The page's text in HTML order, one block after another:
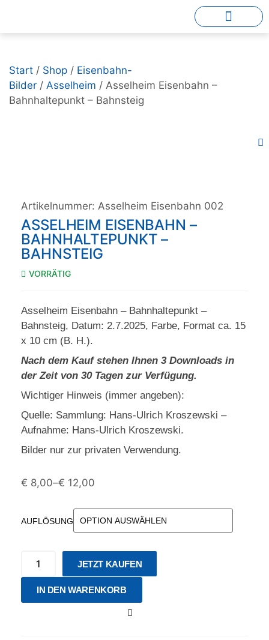
Start / Shop / Eisenbahn-
Bilder / Asselheim / Asselheim Eisenbahn –
Bahnhaltepunkt – Bahnsteig
Artikelnummer: Asselheim Eisenbahn 002
ASSELHEIM EISENBAHN –
BAHNHALTEPUNKT –
BAHNSTEIG
VORRÄTIG
Asselheim Eisenbahn – Bahnhaltepunkt –
Bahnsteig, Datum: 2.7.2025, Farbe, Format ca. 15
x 10 cm (B. H.).
Nach dem Kauf stehen Ihnen 3 Downloads in
der Zeit von 30 Tagen zur Verfügung.
Wichtiger Hinweis (immer angeben):
Quelle: Sammlung: Hans-Ulrich Kroszewski –
Aufnahme: Hans-Ulrich Kroszewski.
Bilder nur zur privaten Verwendung.
€ 8,00–€ 12,00
AUFLÖSUNG
JETZT KAUFEN
IN DEN WARENKORB